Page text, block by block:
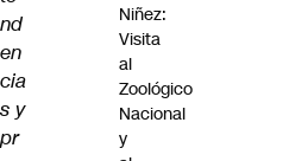
nd
en
cia
s y
pr
Niñez:
Visita
al
Zoológico
Nacional
y